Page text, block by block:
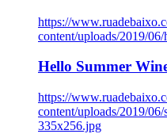
https://
content/uploads/2019/
Hello Summer
https://
content/uploads/2019/06/
335x256.jpg